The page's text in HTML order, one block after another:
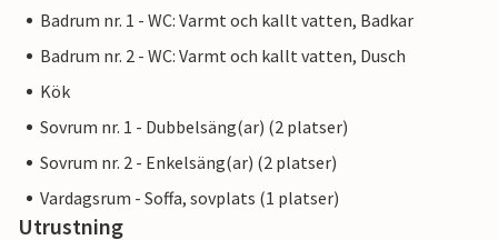
Badrum nr. 1 - WC: Varmt och kallt vatten, Badkar
Badrum nr. 2 - WC: Varmt och kallt vatten, Dusch
Kök
Sovrum nr. 1 - Dubbelsäng(ar) (2 platser)
Sovrum nr. 2 - Enkelsäng(ar) (2 platser)
Vardagsrum - Soffa, sovplats (1 platser)
Utrustning